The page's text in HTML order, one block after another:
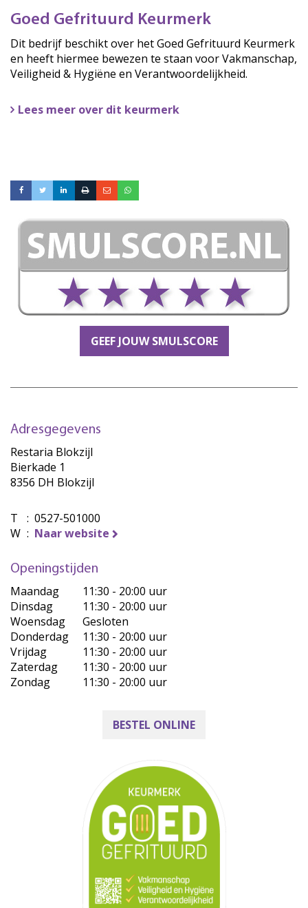
Goed Gefrituurd Keurmerk
Dit bedrijf beschikt over het Goed Gefrituurd Keurmerk
en heeft hiermee bewezen te staan voor Vakmanschap,
Veiligheid & Hygiëne en Verantwoordelijkheid.
Lees meer over dit keurmerk
GEEF JOUW SMULSCORE
Adresgegevens
Restaria Blokzijl
Bierkade 1
8356 DH Blokzijl
T : 0527-501000
W : Naar website
Openingstijden
Maandag
11:30 - 20:00 uur
Dinsdag
11:30 - 20:00 uur
Woensdag
Gesloten
Donderdag
11:30 - 20:00 uur
Vrijdag
11:30 - 20:00 uur
Zaterdag
11:30 - 20:00 uur
Zondag
11:30 - 20:00 uur
BESTEL ONLINE